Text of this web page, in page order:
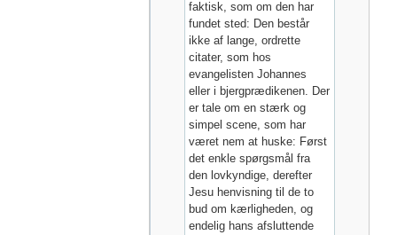
faktisk, som om den har
fundet sted: Den består
ikke af lange, ordrette
citater, som hos
evangelisten Johannes
eller i bjergprædikenen. Der
er tale om en stærk og
simpel scene, som har
været nem at huske: Først
det enkle spørgsmål fra
den lovkyndige, derefter
Jesu henvisning til de to
bud om kærligheden, og
endelig hans afsluttende